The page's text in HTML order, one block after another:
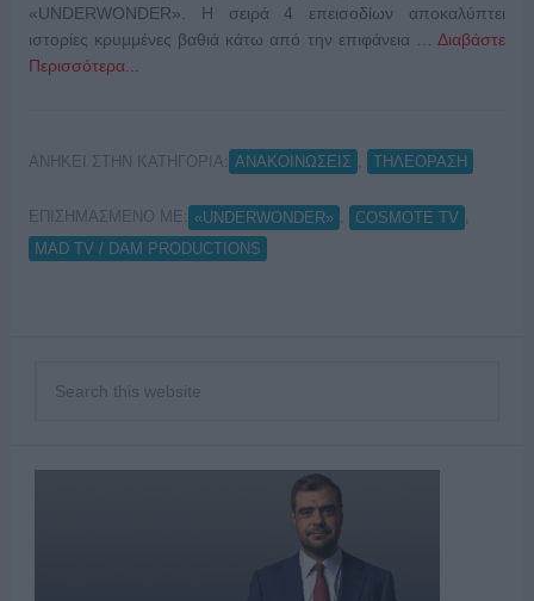
«UNDERWONDER». Η σειρά 4 επεισοδίων αποκαλύπτει
ιστορίες κρυμμένες βαθιά κάτω από την επιφάνεια …Διαβάστε
Περισσότερα...
ΑΝΗΚΕΙ ΣΤΗΝ ΚΑΤΗΓΟΡΙΑ: ΑΝΑΚΟΙΝΩΣΕΙΣ ΤΗΛΕΟΡΑΣΗ
ΕΠΙΣΗΜΑΣΜΕΝΟ ΜΕ: «UNDERWONDER» COSMOTE TV
MAD TV / DAM PRODUCTIONS